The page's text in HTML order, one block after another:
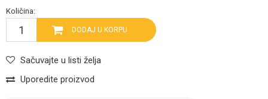
Količina:
DODAJ U KORPU
Sačuvajte u listi želja
Uporedite proizvod